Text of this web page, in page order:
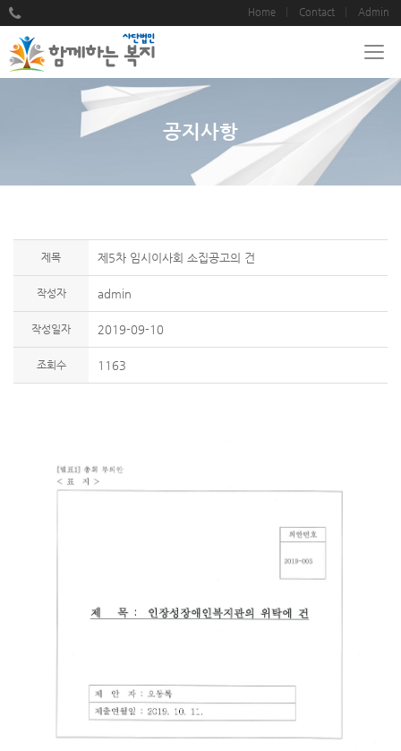
Home Contact Admin
공지사항
제목 제5차 임시이사회 소집공고의 건
작성자 admin
작성일자 2019-09-10
조회수 1163